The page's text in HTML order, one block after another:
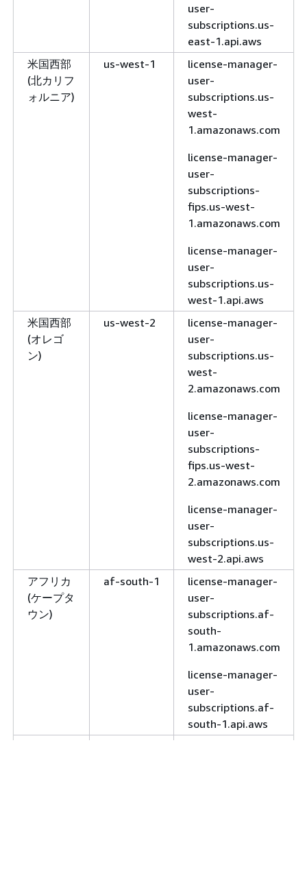
license-
manager.ca-
west-1.api.aws
欧州 (フ
ランクフ
ルト)
eu-
license-
manager.eu-
central-
1.amazonaws.com
manager.eu-
central-1.api.aws
license-
manager.eu-
1.amazonaws.com
license-
manager.eu-
west-1.api.aws
欧州 (ロ
ンドン)
manager.eu-
2.amazonaws.com
license-
west-2.api.aws
license-
manager.eu-
1.amazonaws.com
license-
manager.eu-
south-1.api.aws
欧州 (パ
リ)
license-
manager.eu-
west-
3.amazonaws.com
license-
manager.eu-
west-3.api.aws
license-
user-
subscriptions.us-
east-1.api.aws
米国西部
(北カリフ
ォルニア)
us-west-1
license-manager-
user-
subscriptions.us-
west-
1.amazonaws.com
license-manager-
user-
subscriptions-
fips.us-west-
1.amazonaws.com
license-manager-
user-
subscriptions.us-
west-1.api.aws
米国西部
(オレゴ
ン)
us-west-2
license-manager-
user-
subscriptions.us-
west-
2.amazonaws.com
license-manager-
user-
subscriptions-
fips.us-west-
2.amazonaws.com
license-manager-
user-
subscriptions.us-
west-2.api.aws
アフリカ
(ケープタ
ウン)
af-south-1
license-manager-
user-
subscriptions.af-
south-
1.amazonaws.com
license-manager-
user-
subscriptions.af-
south-1.api.aws